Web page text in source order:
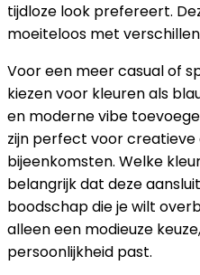
tijdloze look prefereert.
moeiteloos met
Voor een meer casual of
kiezen voor kleuren als
en moderne vibe
zijn perfect voor
bijeenkomsten. Welke
belangrijk dat deze
boodschap die je wilt
alleen een modieuze
persoonlijkheid past.